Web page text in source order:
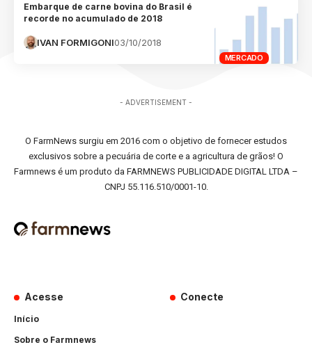
MERCADO
Embarque de carne bovina do Brasil é
recorde no acumulado de 2018
IVAN FORMIGONI03/10/2018
- ADVERTISEMENT -
O FarmNews surgiu em 2016 com o objetivo de fornecer estudos
exclusivos sobre a pecuária de corte e a agricultura de grãos! O
Farmnews é um produto da FARMNEWS PUBLICIDADE DIGITAL LTDA –
CNPJ 55.116.510/0001-10.
Acesse
Início
Sobre o Farmnews
Conecte